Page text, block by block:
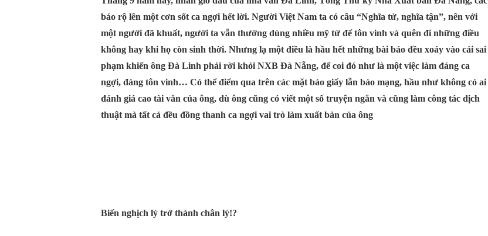
báo rộ lên một cơn sốt ca ngợi hết lời. Người Việt Nam ta có câu “Nghĩa tử, nghĩa tận”, nên với
một người đã khuất, người ta vẫn thường dùng nhiều mỹ từ để tôn vinh và quên đi những điều
không hay khi họ còn sinh thời. Nhưng lạ một điều là hầu hết những bài báo đều xoáy vào cái sai
phạm khiến ông Đà Linh phải rời khỏi NXB Đà Nẵng, để coi đó như là một việc làm đáng ca
ngợi, đáng tôn vinh… Có thể điểm qua trên các mặt báo giấy lẫn báo mạng, hầu như không có ai
đánh giá cao tài văn của ông, dù ông cũng có viết một số truyện ngắn và cũng làm công tác dịch
thuật mà tất cả đều đồng thanh ca ngợi vai trò làm xuất bản của ông
Biến nghịch lý trở thành chân lý!?